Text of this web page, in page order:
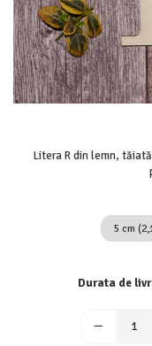
Mijloace de transport
Seturi figurine diverse
Forme vintage
Ornamente si
Suporturi decoupage,
Litera R din lemn,
Durata de